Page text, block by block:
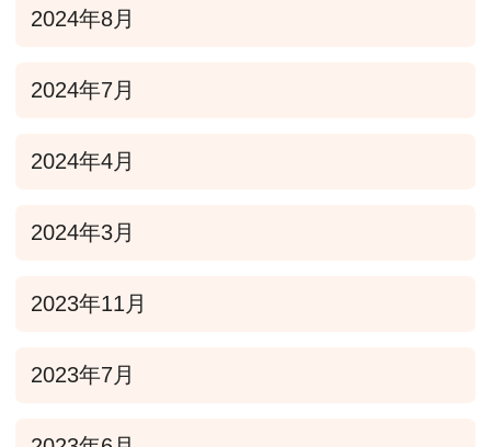
2024年8月
2024年7月
2024年4月
2024年3月
2023年11月
2023年7月